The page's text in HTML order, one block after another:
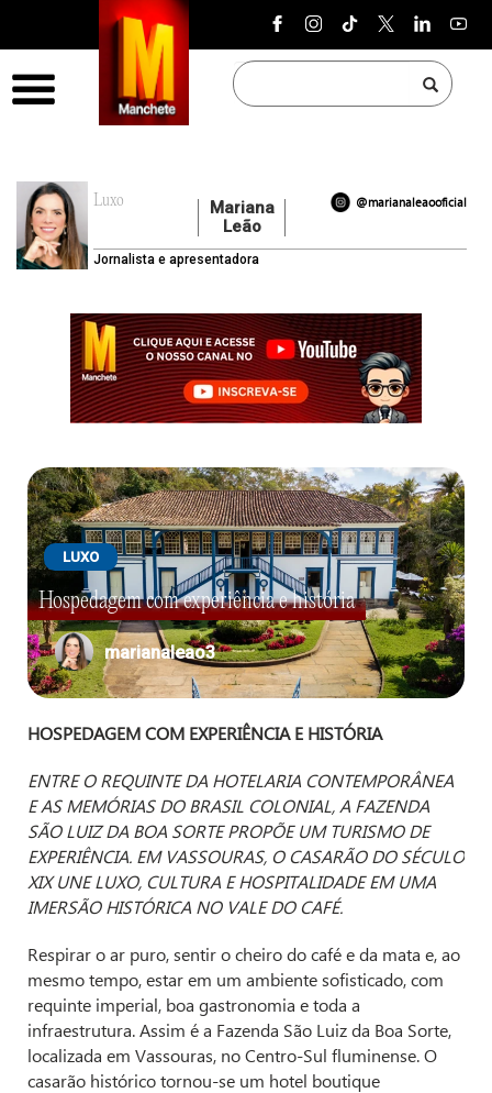
Pular para o conteúdo
Luxo
Mariana
Leão
@marianaleaooficial
Jornalista e apresentadora
LUXO
Hospedagem com experiência e história
marianaleao3
HOSPEDAGEM COM EXPERIÊNCIA E HISTÓRIA
ENTRE O REQUINTE DA HOTELARIA CONTEMPORÂNEA
E AS MEMÓRIAS DO BRASIL COLONIAL, A FAZENDA
SÃO LUIZ DA BOA SORTE PROPÕE UM TURISMO DE
EXPERIÊNCIA. EM VASSOURAS, O CASARÃO DO SÉCULO
XIX UNE LUXO, CULTURA E HOSPITALIDADE EM UMA
IMERSÃO HISTÓRICA NO VALE DO CAFÉ.
Respirar o ar puro, sentir o cheiro do café e da mata e, ao
mesmo tempo, estar em um ambiente sofisticado, com
requinte imperial, boa gastronomia e toda a
infraestrutura. Assim é a Fazenda São Luiz da Boa Sorte,
localizada em Vassouras, no Centro-Sul fluminense. O
casarão histórico tornou-se um hotel boutique